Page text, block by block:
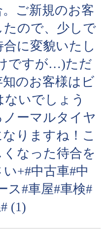
ご新規のお客
ので、少しで
に変貌いたし
ですが…)ただ
のお客様はビ
いでしょう
ーマルタイヤ
りますね！こ
なった待合を
+#中古車#中
ス#車屋#車検#
(1)